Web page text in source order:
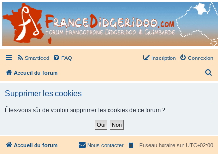
France Didgeridoo
Didgeridoo et Guimbarde sur France Didgeridoo - retrouvez la communauté.
Smartfeed FAQ Connexion
Inscription
Accueil du forum
c
Supprimer les cookies
Êtes-vous sûr de vouloir supprimer les cookies de ce forum ?
Accueil du forum Fuseau horaire sur UTC+02:00
Nous contacter